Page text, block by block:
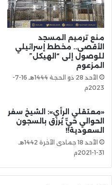
منع ترميم المسجد
الأقصى.. مخطط إسرائيلي
للوصول إلى “الهيكل”
المزعوم
الأحد 28 ذو الحجة 1444هـ 16-7-
2023م
«معتقلي الرأي»: الشيخ سفر
الحوالي حيٌّ يُرزق بالسجون
السعودية!!
الأحد 18 جمادى الآخرة 1442هـ
31-1-2021م